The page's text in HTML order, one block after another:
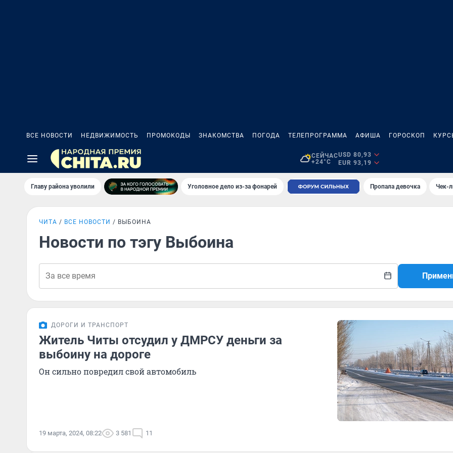
ВСЕ НОВОСТИ НЕДВИЖИМОСТЬ ПРОМОКОДЫ ЗНАКОМСТВА ПОГОДА ТЕЛЕПРОГРАММА АФИША ГОРОСКОП
СЕЙЧАС
+24°C
USD 80,93
EUR 93,19
Главу района уволили Уголовное дело из-за фонарей Пропала девочка Чек-
ЧИТА ВСЕ НОВОСТИ ВЫБОИНА
Новости по тэгу Выбоина
ДОРОГИ И ТРАНСПОРТ
Житель Читы отсудил у ДМРСУ деньги за
выбоину на дороге
Он сильно повредил свой автомобиль
19 марта, 2024, 08:22 3 581 11